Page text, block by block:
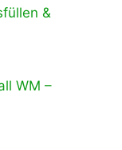
&
WM –